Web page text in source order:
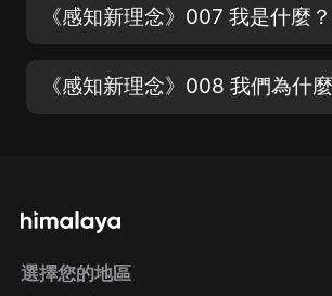
《感知新理念》007 我是什麼？
選擇您的地區